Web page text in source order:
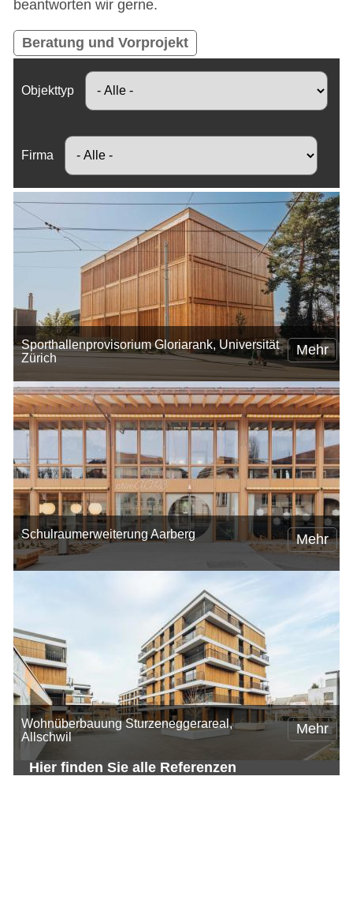
beantworten wir gerne.
Beratung und Vorprojekt
Objekttyp
Firma
Sporthallenprovisorium Gloriarank, Universität
Zürich
Mehr
Schulraumerweiterung Aarberg Mehr
Wohnüberbauung Sturzeneggerareal,
Allschwil
Mehr
Hier finden Sie alle Referenzen